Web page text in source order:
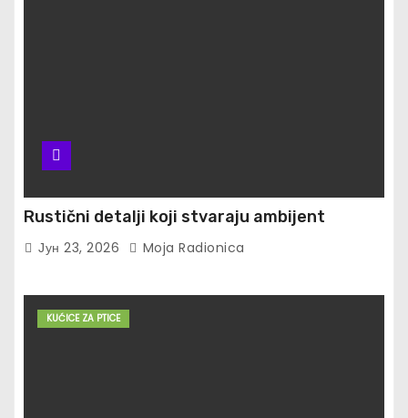
Rustični detalji koji stvaraju ambijent
Јун 23, 2026 Moja Radionica
KUĆICE ZA PTICE